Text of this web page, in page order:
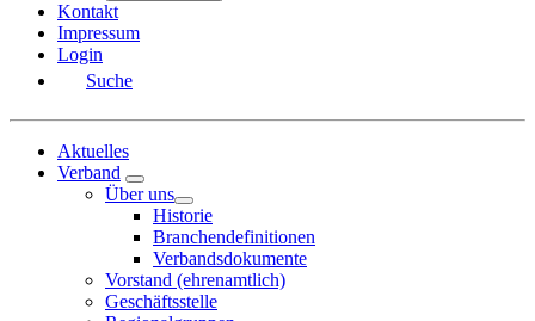
Kontakt
Impressum
Login
Suche
Aktuelles
Verband
Über uns
Historie
Branchendefinitionen
Verbandsdokumente
Vorstand (ehrenamtlich)
Geschäftsstelle